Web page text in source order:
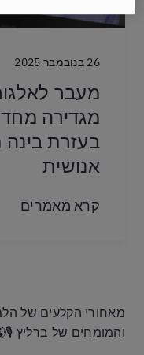
26 בנובמבר 2025
מעבר
מגדירה
בעזרת בינה
אנושית
קרא מאמרים
מאחורי הקלעים של
והמומחים של ברליץ